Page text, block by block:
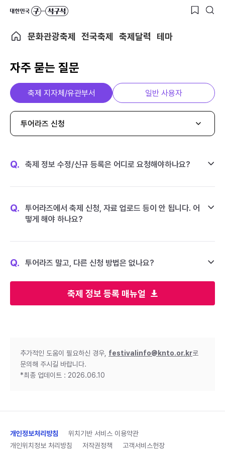
문화관광축제 전국축제 축제달력 테마
자주 묻는 질문
축제 정보 등록 매뉴얼
축제 지자체/유관부서 일반 사용자
투어라즈 신청
Q. 축제 정보 수정/신규 등록은 어디로 요청해야하나요?
Q.
투어라즈에서 축제 신청, 자료 업로드 등이 안 됩니다. 어
떻게 해야 하나요?
Q. 투어라즈 말고, 다른 신청 방법은 없나요?
추가적인 도움이 필요하신 경우, festivalinfo@knto.or.kr로
문의해 주시길 바랍니다.
*최종 업데이트 : 2026.06.10
개인정보처리방침
위치기반 서비스 이용약관
개인위치정보 처리방침
저작권정책 고객서비스헌장